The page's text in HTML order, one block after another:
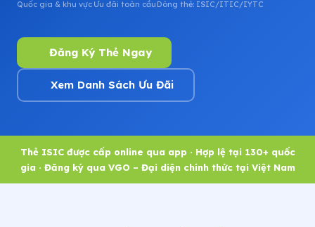
Quốc gia & khu vực Ưu đãi toàn cầu Dòng thẻ: ISIC/ITIC/IYTC
Đăng Ký Thẻ Ngay
Xem Danh Sách Ưu Đãi
Thẻ ISIC được cấp online qua app · Hợp lệ tại 130+ quốc
gia · Đăng ký qua VGO – Đại diện chính thức tại Việt Nam